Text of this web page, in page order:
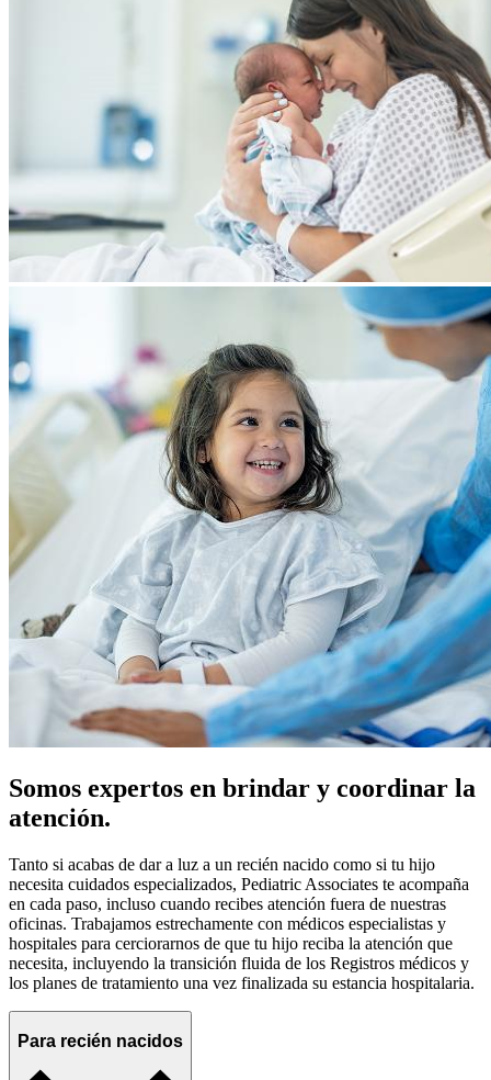
Somos expertos en brindar y coordinar la
atención.
Tanto si acabas de dar a luz a un recién nacido como si tu hijo
necesita cuidados especializados, Pediatric Associates te acompaña
en cada paso, incluso cuando recibes atención fuera de nuestras
oficinas. Trabajamos estrechamente con médicos especialistas y
hospitales para cerciorarnos de que tu hijo reciba la atención que
necesita, incluyendo la transición fluida de los Registros médicos y
los planes de tratamiento una vez finalizada su estancia hospitalaria.
Para recién nacidos